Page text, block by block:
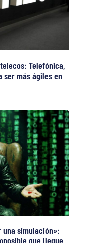
Telefónica,
ser más ágiles en
una simulación»:
que llegue